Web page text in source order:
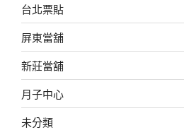
台北票貼
屏東當舖
新莊當舖
月子中心
未分類